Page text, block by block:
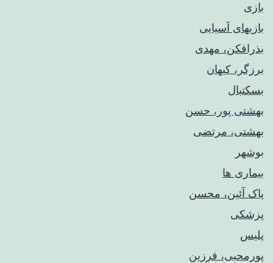
بازی
بازیهای آسیایی
بذرافکن، مهدی
برزگر، کیهان
بسکتبال
بهشتی پور، حسن
بهشتی، مرتضی
بوشهر
بیماری ها
پاک آئین، محسن
پزشکی
پلیس
پورمحبی، فرزین